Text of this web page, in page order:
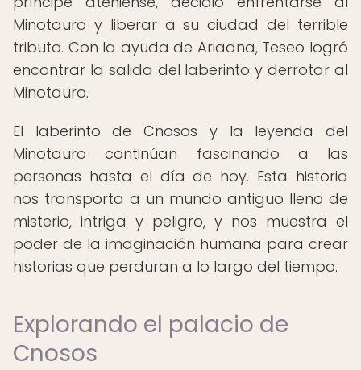
Minotauro y liberar a su ciudad del terrible
tributo. Con la ayuda de Ariadna, Teseo logró
encontrar la salida del laberinto y derrotar al
Minotauro.
El laberinto de Cnosos y la leyenda del
Minotauro continúan fascinando a las
personas hasta el día de hoy. Esta historia
nos transporta a un mundo antiguo lleno de
misterio, intriga y peligro, y nos muestra el
poder de la imaginación humana para crear
historias que perduran a lo largo del tiempo.
Explorando el palacio de
Cnosos